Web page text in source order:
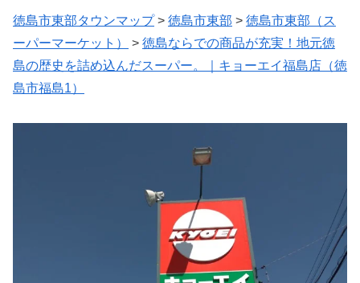
徳島市東部タウンマップ> 徳島市東部 > 徳島市東部（ス
ーパーマーケット）
> 徳島ならでの商品が充実！地元徳
島の歴史を詰め込んだスーパー。｜キョーエイ福島店（徳
島市福島1）